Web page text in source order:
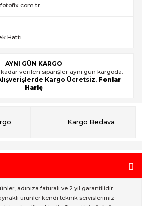
Hattı
AYNI GÜN KARGO
verilen siparişler aynı gün kargoda.
Kargo Ücretsiz. Fonlar
Hariç
Kargo Bedava
adınıza faturalı ve 2 yıl garantilidir.
ürünler kendi teknik servislerimiz